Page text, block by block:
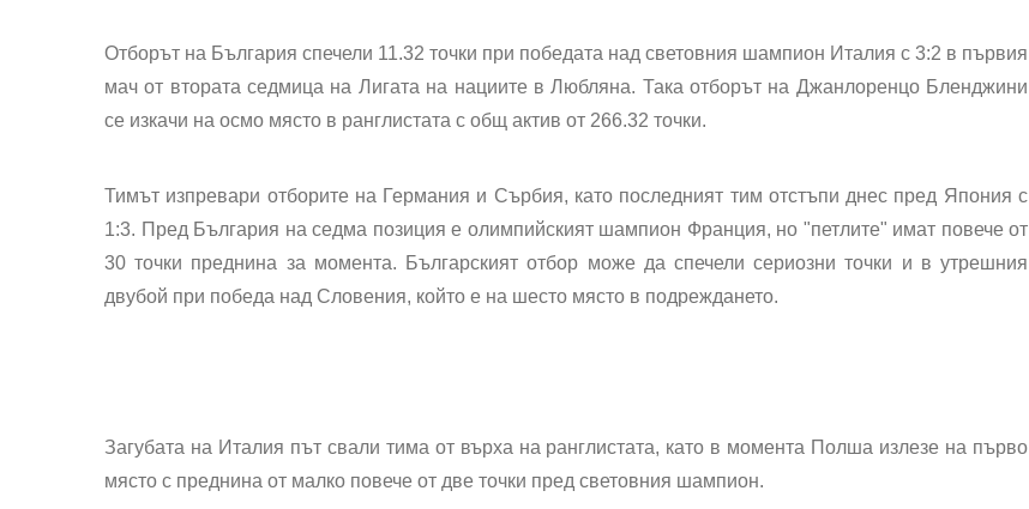
Отборът на България спечели 11.32 точки при победата над световния шампион Италия с 3:2 в първия
мач от втората седмица на Лигата на нациите в Любляна. Така отборът на Джанлоренцо Бленджини
се изкачи на осмо място в ранглистата с общ актив от 266.32 точки.
Тимът изпревари отборите на Германия и Сърбия, като последният тим отстъпи днес пред Япония с
1:3. Пред България на седма позиция е олимпийският шампион Франция, но "петлите" имат повече от
30 точки преднина за момента. Българският отбор може да спечели сериозни точки и в утрешния
двубой при победа над Словения, който е на шесто място в подреждането.
Загубата на Италия път свали тима от върха на ранглистата, като в момента Полша излезе на първо
място с преднина от малко повече от две точки пред световния шампион.